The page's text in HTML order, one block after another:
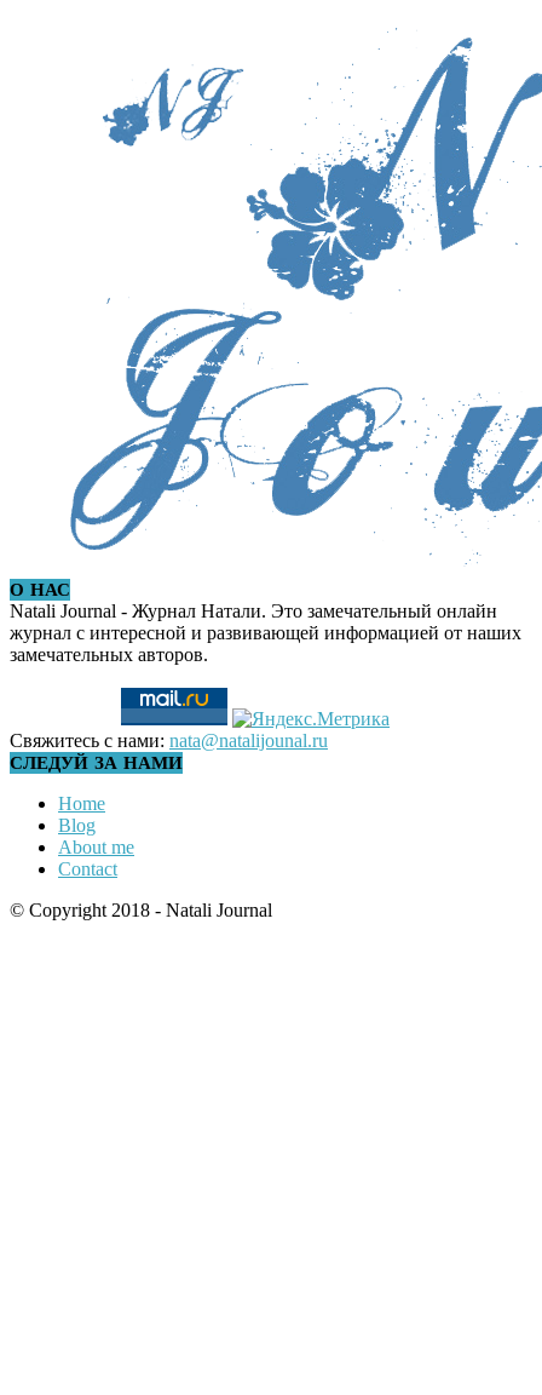
О НАС
Natali Journal - Журнал Натали. Это замечательный онлайн
журнал с интересной и развивающей информацией от наших
замечательных авторов.
Свяжитесь с нами: nata@natalijounal.ru
СЛЕДУЙ ЗА НАМИ
Home
Blog
About me
Contact
© Copyright 2018 - Natali Journal